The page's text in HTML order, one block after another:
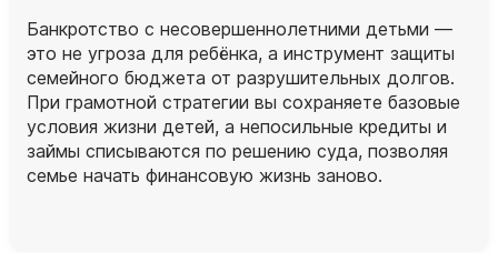
Банкротство с несовершеннолетними детьми —
это не угроза для ребёнка, а инструмент защиты
семейного бюджета от разрушительных долгов.
При грамотной стратегии вы сохраняете базовые
условия жизни детей, а непосильные кредиты и
займы списываются по решению суда, позволяя
семье начать финансовую жизнь заново.